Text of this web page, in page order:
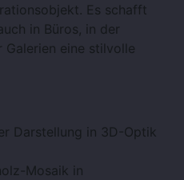
Es schafft
in Büros, in der
eine stilvolle
Darstellung in 3D-Optik
Mosaik in